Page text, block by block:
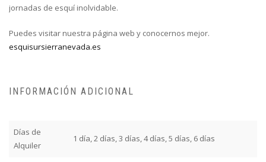
jornadas de esquí inolvidable.
Puedes visitar nuestra página web y conocernos mejor.
esquisursierranevada.es
INFORMACIÓN ADICIONAL
Días de
Alquiler
1 día, 2 días, 3 días, 4 días, 5 días, 6 días